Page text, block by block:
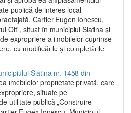
publică de interes local
Cartier Eugen Ionescu,
Olt”, situat în municipiul Slatina şi
expropriere a imobilelor cuprinse
cu modificările şi completările
Slatina nr. 1458 din
imobilelor proprietate privată, care
situate pe
utilitate publică „Construire